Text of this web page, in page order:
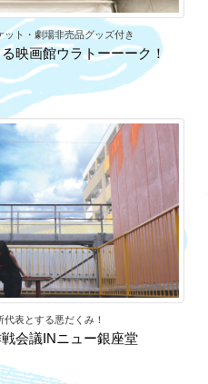
ト・劇場非売品グッズ付き
映画館ウラトーーーク！
表とする悪だくみ！
会議INニュー銀座堂